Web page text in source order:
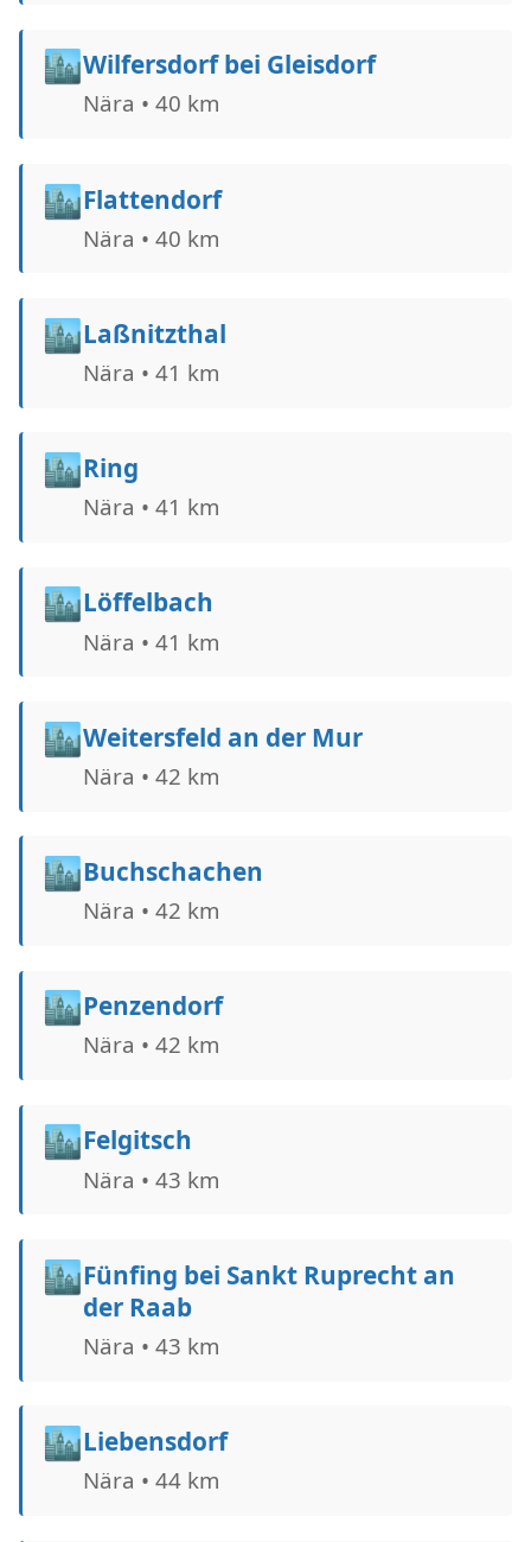
🏙️Wilfersdorf bei Gleisdorf
Nära • 40 km
🏙️Flattendorf
Nära • 40 km
🏙️Laßnitzthal
Nära • 41 km
🏙️Ring
Nära • 41 km
🏙️Löffelbach
Nära • 41 km
🏙️Weitersfeld an der Mur
Nära • 42 km
🏙️Buchschachen
Nära • 42 km
🏙️Penzendorf
Nära • 42 km
🏙️Felgitsch
Nära • 43 km
🏙️Fünfing bei Sankt Ruprecht an
der Raab
Nära • 43 km
🏙️Liebensdorf
Nära • 44 km